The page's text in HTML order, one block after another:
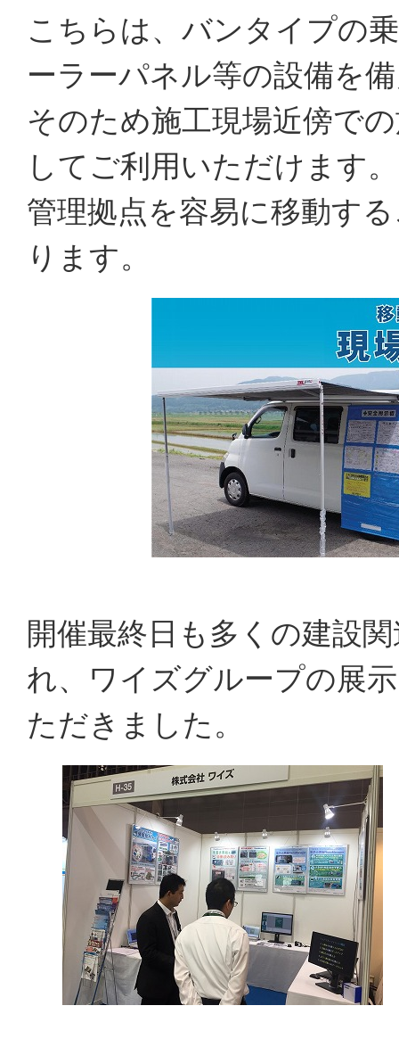
こちらは、バンタイプの
ーラーパネル等の設備を
そのため施工現場近傍で
してご利用いただけます。
管理拠点を容易に移動す
ります。
開催最終日も多くの建設
れ、ワイズグループの展
ただきました。